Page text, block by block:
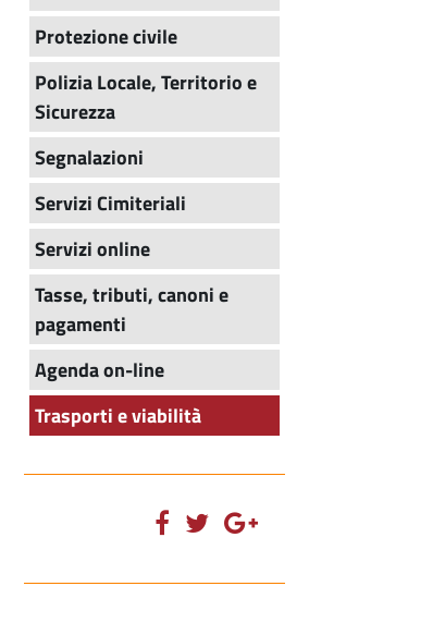
Protezione civile
Polizia Locale, Territorio e
Sicurezza
Segnalazioni
Servizi Cimiteriali
Servizi online
Tasse, tributi, canoni e
pagamenti
Agenda on-line
Trasporti e viabilità